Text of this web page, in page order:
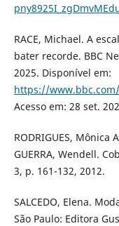
RACE, Michael. A
bater recorde. BBC
2025. Disponível em:
https://
Acesso em: 28 set.
RODRIGUES, Mônica
GUERRA, Wendell.
3, p. 161-132, 2012.
SALCEDO, Elena.
São Paulo: Editora